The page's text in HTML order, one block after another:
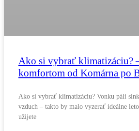
Ako si vybrať klimatizáciu?
komfortom od Komárna po
Ako si vybrať klimatizáciu? Vonku páli
vzduch – takto by malo vyzerať ideálne
užijete